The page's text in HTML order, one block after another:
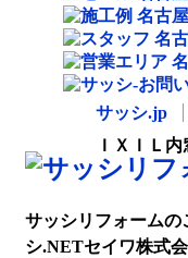
サッシ.jp
ＩＸＩＬ
サッシリフォームの
シ.NETセイワ株式